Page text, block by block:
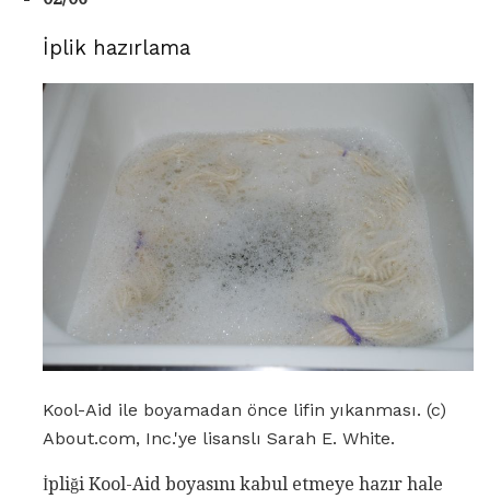
İplik hazırlama
Kool-Aid ile boyamadan önce lifin yıkanması. (c)
About.com, Inc.'ye lisanslı Sarah E. White.
İpliği Kool-Aid boyasını kabul etmeye hazır hale